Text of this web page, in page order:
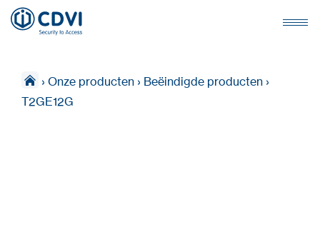
› Onze producten › Beëindigde producten ›
T2GE12G